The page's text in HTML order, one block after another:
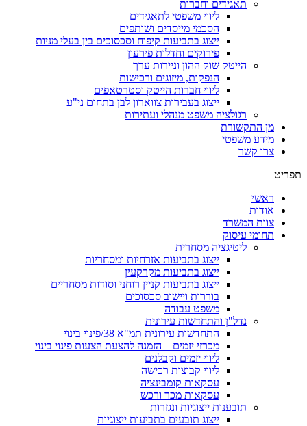
תאגידים וחברות
ליווי משפטי לתאגידים
​הסכמי מייסדים ושותפים
​ייצוג בתביעות קיפוח וסכסוכים בין בעלי מניות
פירוקים וחדלות פירעון
הייטק שוק ההון וניירות ערך
הנפקות, מיזוגים ורכישות
ליווי חברות הייטק וסטרטאפים
ייצוג בעבירות צווארון לבן בתחום ני"ע
רגולציה משפט מנהלי ועתירות
מן התקשורת
מידע משפטי
צרו קשר
תפריט
ראשי
אודות
צוות המשרד
תחומי עיסוק
ליטיגציה מסחרית
ייצוג בתביעות אזרחיות ומסחריות
ייצוג בתביעות מקרקעין
ייצוג בתביעות קניין רוחני וסודות מסחריים
בוררות ויישוב סכסוכים
משפט עבודה
נדל"ן והתחדשות עירונית
התחדשות עירונית תמ"א 38/פינוי בינוי
מכרזי יזמים – הזמנה להצעת הצעות פינוי בינוי
ליווי יזמים וקבלנים
ליווי קבוצות רכישה
עסקאות קומבינציה
עסקאות מכר ורכש
תובענות ייצוגיות ונגזרות
ייצוג תובעים בתביעות ייצוגיות